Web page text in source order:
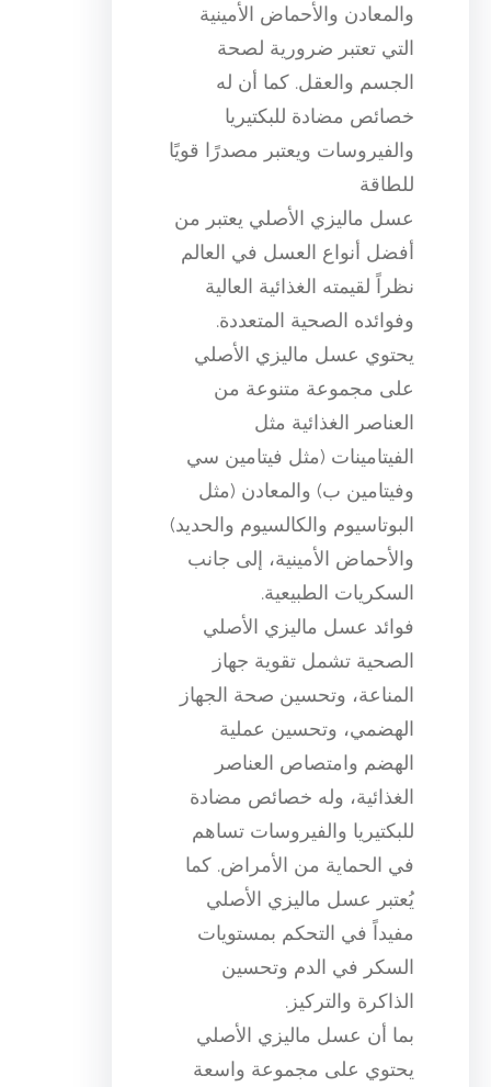
والمعادن والأحماض الأمينية
التي تعتبر ضرورية لصحة
الجسم والعقل. كما أن له
خصائص مضادة للبكتيريا
والفيروسات ويعتبر مصدرًا قويًا
للطاقة
عسل ماليزي الأصلي يعتبر من
أفضل أنواع العسل في العالم
نظراً لقيمته الغذائية العالية
وفوائده الصحية المتعددة.
يحتوي عسل ماليزي الأصلي
على مجموعة متنوعة من
العناصر الغذائية مثل
الفيتامينات (مثل فيتامين سي
وفيتامين ب) والمعادن (مثل
البوتاسيوم والكالسيوم والحديد)
والأحماض الأمينية، إلى جانب
السكريات الطبيعية.
فوائد عسل ماليزي الأصلي
الصحية تشمل تقوية جهاز
المناعة، وتحسين صحة الجهاز
الهضمي، وتحسين عملية
الهضم وامتصاص العناصر
الغذائية، وله خصائص مضادة
للبكتيريا والفيروسات تساهم
في الحماية من الأمراض. كما
يُعتبر عسل ماليزي الأصلي
مفيداً في التحكم بمستويات
السكر في الدم وتحسين
الذاكرة والتركيز.
بما أن عسل ماليزي الأصلي
يحتوي على مجموعة واسعة